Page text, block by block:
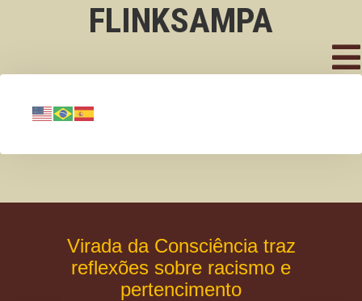
FLINKSAMPA
Virada da Consciência traz
reflexões sobre racismo e
pertencimento